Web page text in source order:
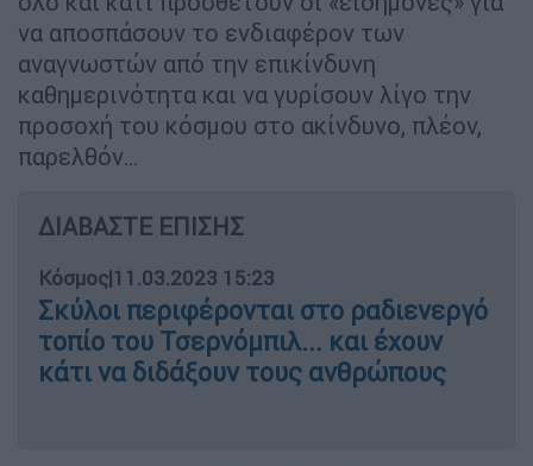
να αποσπάσουν το ενδιαφέρον των
αναγνωστών από την επικίνδυνη
καθημερινότητα και να γυρίσουν λίγο την
προσοχή του κόσμου στο ακίνδυνο, πλέον,
παρελθόν…
ΔΙΑΒΑΣΤΕ ΕΠΙΣΗΣ
Κόσμος|11.03.2023 15:23
Σκύλοι περιφέρονται στο ραδιενεργό
τοπίο του Τσερνόμπιλ... και έχουν
κάτι να διδάξουν τους ανθρώπους